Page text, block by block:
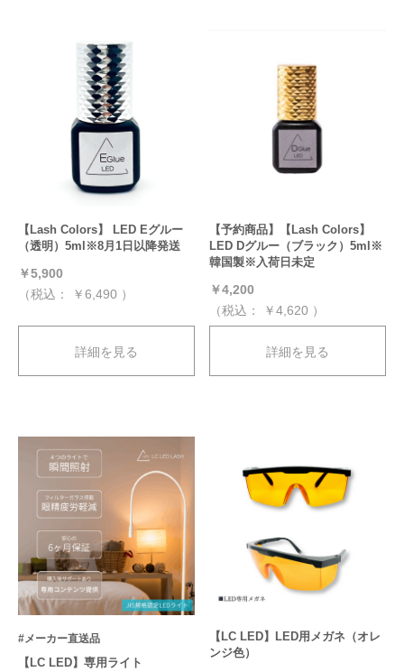
【Lash Colors】 LED Eグルー
（透明）5ml※8月1日以降発送
￥5,900
（税込：
￥6,490 ）
詳細を見る
【予約商品】【Lash Colors】
LED Dグルー（ブラック）5ml※
韓国製※入荷日未定
￥4,200
（税込：
￥4,620 ）
詳細を見る
#メーカー直送品
【LC LED】専用ライト
【LC LED】LED用メガネ（オレ
ンジ色）